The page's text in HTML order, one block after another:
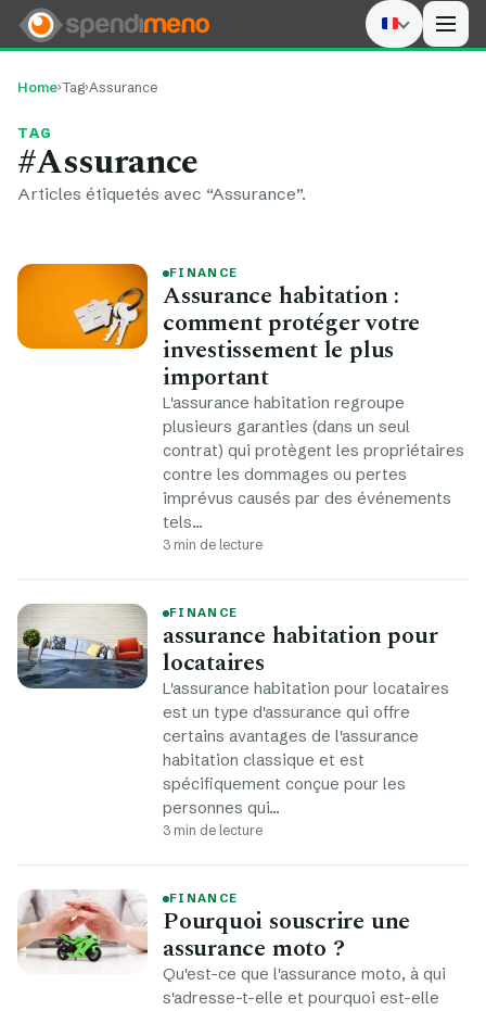
Home›Tag›Assurance
TAG
#Assurance
Articles étiquetés avec “Assurance”.
FINANCE
Assurance habitation :
comment protéger votre
investissement le plus
important
L'assurance habitation regroupe
plusieurs garanties (dans un seul
contrat) qui protègent les propriétaires
contre les dommages ou pertes
imprévus causés par des événements
tels…
3 min de lecture
FINANCE
assurance habitation pour
locataires
L'assurance habitation pour locataires
est un type d'assurance qui offre
certains avantages de l'assurance
habitation classique et est
spécifiquement conçue pour les
personnes qui…
3 min de lecture
FINANCE
Pourquoi souscrire une
assurance moto ?
Qu'est-ce que l'assurance moto, à qui
s'adresse-t-elle et pourquoi est-elle